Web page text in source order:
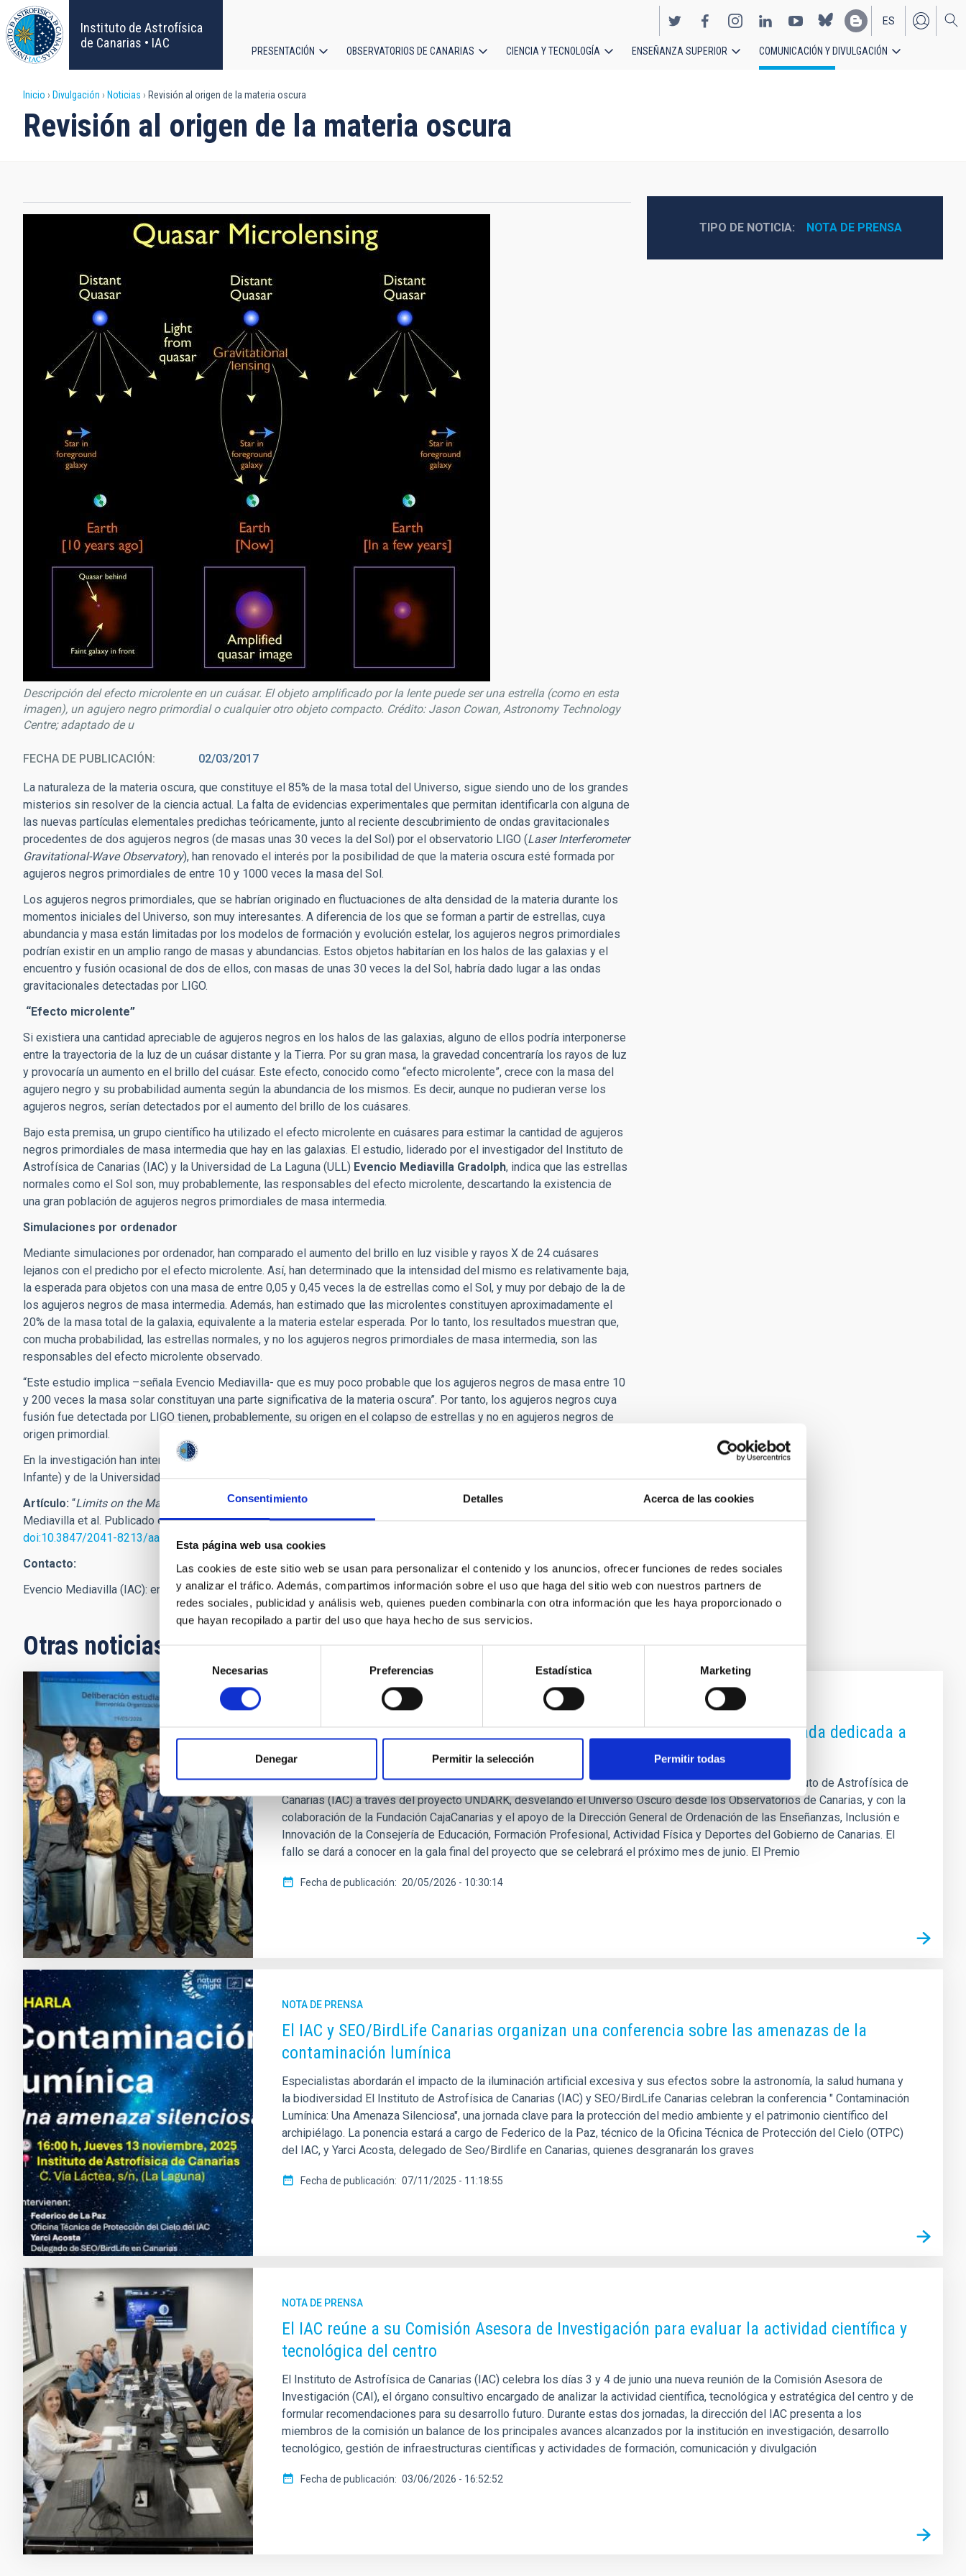
Consentimiento Detalles Acerca de las cookies
Esta página web usa cookies
Las cookies de este sitio web se usan para personalizar el contenido y los anuncios, ofrecer funciones de redes sociales
y analizar el tráfico. Además, compartimos información sobre el uso que haga del sitio web con nuestros partners de
redes sociales, publicidad y análisis web, quienes pueden combinarla con otra información que les haya proporcionado o
que hayan recopilado a partir del uso que haya hecho de sus servicios.
Selección
de
consentimiento
Necesarias Preferencias Estadística Marketing
Denegar Permitir la selección Permitir todas
Pasar
al
contenido
principal
Instituto de Astrofísica
de Canarias • IAC
EN
ES
principal
PRESENTACIÓN OBSERVATORIOS DE CANARIAS CIENCIA Y TECNOLOGÍA ENSEÑANZA SUPERIOR COMUNICACIÓN Y DIVULGACIÓN
Sobrescribir
enlaces
ayuda
navegación
Inicio Divulgación Noticias Revisión al origen de la materia oscura
Revisión al origen de la materia oscura
Descripción del efecto microlente en un cuásar. El objeto amplificado por la lente puede ser una estrella (como en esta
imagen), un agujero negro primordial o cualquier otro objeto compacto. Crédito: Jason Cowan, Astronomy Technology
Centre; adaptado de u
FECHA DE PUBLICACIÓN 02/03/2017
La naturaleza de la materia oscura, que constituye el 85% de la masa total del Universo, sigue siendo uno de los grandes
misterios sin resolver de la ciencia actual. La falta de evidencias experimentales que permitan identificarla con alguna de
las nuevas partículas elementales predichas teóricamente, junto al reciente descubrimiento de ondas gravitacionales
procedentes de dos agujeros negros (de masas unas 30 veces la del Sol) por el observatorio LIGO (Laser Interferometer
Gravitational-Wave Observatory), han renovado el interés por la posibilidad de que la materia oscura esté formada por
agujeros negros primordiales de entre 10 y 1000 veces la masa del Sol.
Los agujeros negros primordiales, que se habrían originado en fluctuaciones de alta densidad de la materia durante los
momentos iniciales del Universo, son muy interesantes. A diferencia de los que se forman a partir de estrellas, cuya
abundancia y masa están limitadas por los modelos de formación y evolución estelar, los agujeros negros primordiales
podrían existir en un amplio rango de masas y abundancias. Estos objetos habitarían en los halos de las galaxias y el
encuentro y fusión ocasional de dos de ellos, con masas de unas 30 veces la del Sol, habría dado lugar a las ondas
gravitacionales detectadas por LIGO.
“Efecto microlente”
Si existiera una cantidad apreciable de agujeros negros en los halos de las galaxias, alguno de ellos podría interponerse
entre la trayectoria de la luz de un cuásar distante y la Tierra. Por su gran masa, la gravedad concentraría los rayos de luz
y provocaría un aumento en el brillo del cuásar. Este efecto, conocido como “efecto microlente”, crece con la masa del
agujero negro y su probabilidad aumenta según la abundancia de los mismos. Es decir, aunque no pudieran verse los
agujeros negros, serían detectados por el aumento del brillo de los cuásares.
Bajo esta premisa, un grupo científico ha utilizado el efecto microlente en cuásares para estimar la cantidad de agujeros
negros primordiales de masa intermedia que hay en las galaxias. El estudio, liderado por el investigador del Instituto de
Astrofísica de Canarias (IAC) y la Universidad de La Laguna (ULL) Evencio Mediavilla Gradolph, indica que las estrellas
normales como el Sol son, muy probablemente, las responsables del efecto microlente, descartando la existencia de
una gran población de agujeros negros primordiales de masa intermedia.
Simulaciones por ordenador
Mediante simulaciones por ordenador, han comparado el aumento del brillo en luz visible y rayos X de 24 cuásares
lejanos con el predicho por el efecto microlente. Así, han determinado que la intensidad del mismo es relativamente baja,
la esperada para objetos con una masa de entre 0,05 y 0,45 veces la de estrellas como el Sol, y muy por debajo de la de
los agujeros negros de masa intermedia. Además, han estimado que las microlentes constituyen aproximadamente el
20% de la masa total de la galaxia, equivalente a la materia estelar esperada. Por lo tanto, los resultados muestran que,
con mucha probabilidad, las estrellas normales, y no los agujeros negros primordiales de masa intermedia, son las
responsables del efecto microlente observado.
“Este estudio implica –señala Evencio Mediavilla- que es muy poco probable que los agujeros negros de masa entre 10
y 200 veces la masa solar constituyan una parte significativa de la materia oscura”. Por tanto, los agujeros negros cuya
fusión fue detectada por LIGO tienen, probablemente, su origen en el colapso de estrellas y no en agujeros negros de
origen primordial.
En la investigación han intervenido astrónomos de la Universidad de Granada (Jorge Jiménez-Vicente y José Calderón-
Infante) y de la Universidad de Valencia (José A. Muñoz Lozano y Héctor Vives-Arias).
Artículo: “Limits on the Mass and Abundance of Primordial Black Holes from Quasar Gravitational Microlensing
Mediavilla et al. Publicado enThe Astrophysical Journal Letters.Referencia: E. Mediavilla et al 2017ApJL836 L18.
doi:10.3847/2041-8213/aa5dab
Contacto:
Evencio Mediavilla (IAC): emg [at]iac.es(emg[at]iac[dot]es)y +34 922 605 318
TIPO DE NOTICIA NOTA DE PRENSA
Otras noticias relacionadas
El comité estudiantil del Premio Cosmos falla el libro ganador en una jornada dedicada a
la divulgación científica
El comité estudiantil del Premio Cosmos falla el libro ganador de este certamen organizado por el Instituto de Astrofísica de
Canarias (IAC) a través del proyecto UNDARK, desvelando el Universo Oscuro desde los Observatorios de Canarias, y con la
colaboración de la Fundación CajaCanarias y el apoyo de la Dirección General de Ordenación de las Enseñanzas, Inclusión e
Innovación de la Consejería de Educación, Formación Profesional, Actividad Física y Deportes del Gobierno de Canarias. El
fallo se dará a conocer en la gala final del proyecto que se celebrará el próximo mes de junio. El Premio
Fecha de publicación 20/05/2026 - 10:30:14
NOTA DE PRENSA
El IAC y SEO/BirdLife Canarias organizan una conferencia sobre las amenazas de la
contaminación lumínica
Especialistas abordarán el impacto de la iluminación artificial excesiva y sus efectos sobre la astronomía, la salud humana y
la biodiversidad El Instituto de Astrofísica de Canarias (IAC) y SEO/BirdLife Canarias celebran la conferencia " Contaminación
Lumínica: Una Amenaza Silenciosa", una jornada clave para la protección del medio ambiente y el patrimonio científico del
archipiélago. La ponencia estará a cargo de Federico de la Paz, técnico de la Oficina Técnica de Protección del Cielo (OTPC)
del IAC, y Yarci Acosta, delegado de Seo/Birdlife en Canarias, quienes desgranarán los graves
Fecha de publicación 07/11/2025 - 11:18:55
NOTA DE PRENSA
El IAC reúne a su Comisión Asesora de Investigación para evaluar la actividad científica y
tecnológica del centro
El Instituto de Astrofísica de Canarias (IAC) celebra los días 3 y 4 de junio una nueva reunión de la Comisión Asesora de
Investigación (CAI), el órgano consultivo encargado de analizar la actividad científica, tecnológica y estratégica del centro y de
formular recomendaciones para su desarrollo futuro. Durante estas dos jornadas, la dirección del IAC presenta a los
miembros de la comisión un balance de los principales avances alcanzados por la institución en investigación, desarrollo
tecnológico, gestión de infraestructuras científicas y actividades de formación, comunicación y divulgación
Fecha de publicación 03/06/2026 - 16:52:52